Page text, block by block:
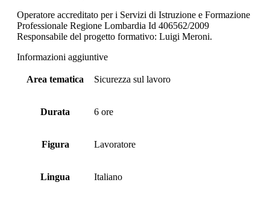
Operatore accreditato per i Servizi di Istruzione e Formazione
Professionale Regione Lombardia Id 406562/2009
Responsabile del progetto formativo: Luigi Meroni.
Informazioni aggiuntive
Area tematica Sicurezza sul lavoro
Durata 6 ore
Figura Lavoratore
Lingua Italiano